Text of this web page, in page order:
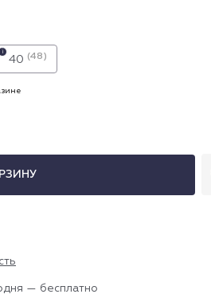
40 (48)
i
— бесплатно